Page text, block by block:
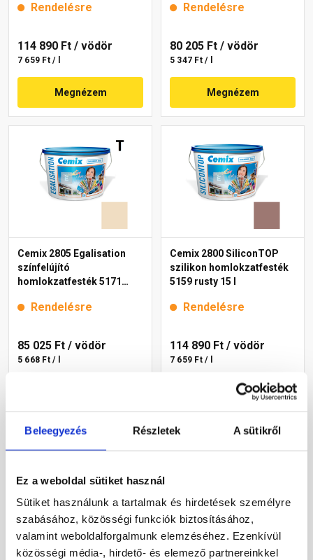
Beleegyezés Részletek A sütikről
Ez a weboldal sütiket használ
Sütiket használunk a tartalmak és hirdetések személyre
szabásához, közösségi funkciók biztosításához,
valamint weboldalforgalmunk elemzéséhez. Ezenkívül
közösségi média-, hirdető- és elemező partnereinkkel
Rendelésre
114 890 Ft / vödör
7 659 Ft / l
Megnézem
Rendelésre
80 205 Ft / vödör
5 347 Ft / l
Megnézem
Cemix 2805 Egalisation
színfelújító
homlokzatfesték 5171
Rendelésre
85 025 Ft / vödör
5 668 Ft / l
Cemix 2800 SiliconTOP
szilikon homlokzatfesték
5159 rusty 15 l
Rendelésre
114 890 Ft / vödör
7 659 Ft / l
Megnézem
Cemix 2802 DekorTOP Cemix 2802 DekorTOP